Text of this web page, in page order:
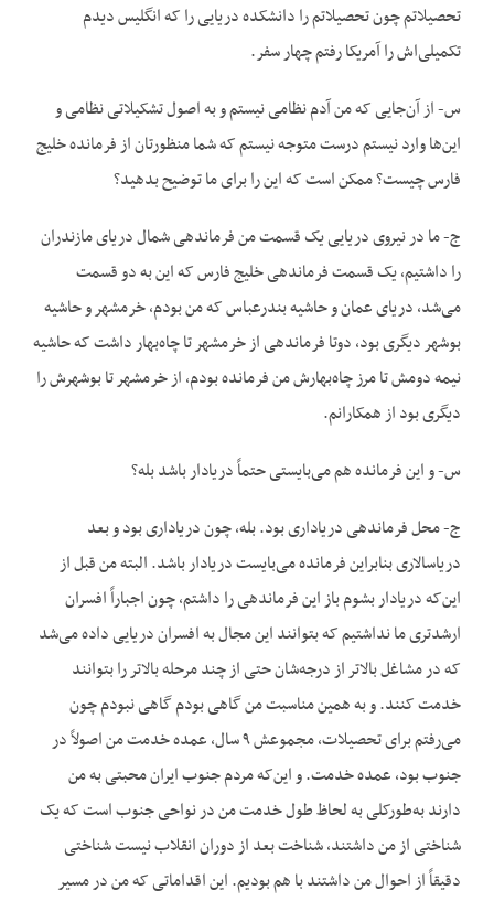
تحصیلاتم چون تحصیلاتم را دانشکده دریایی را که انگلیس دیدم
تکمیلی‌اش را آمریکا رفتم چهار سفر.
س- از آن‌جایی که من آدم نظامی نیستم و به اصول تشکیلاتی نظامی و
این‌ها وارد نیستم درست متوجه نیستم که شما منظورتان از فرمانده خلیج
فارس چیست؟ ممکن است که این را برای ما توضیح بدهید؟
ج- ما در نیروی دریایی یک قسمت من فرماندهی شمال دریای مازندران
را داشتیم، یک قسمت فرماندهی خلیج فارس که این به دو قسمت
می‌شد، دریای عمان و حاشیه بندرعباس که من بودم، خرمشهر و حاشیه
بوشهر دیگری بود، دوتا فرماندهی از خرمشهر تا چاه‌بهار داشت که حاشیه
نیمه دومش تا مرز چاه‌بهارش من فرمانده بودم، از خرمشهر تا بوشهرش را
دیگری بود از همکارانم.
س- و این فرمانده هم می‌بایستی حتماً دریادار باشد بله؟
ج- محل فرماندهی دریاداری بود. بله، چون دریاداری بود و بعد
دریاسالاری بنابراین فرمانده می‌بایست دریادار باشد. البته من قبل از
این‌که دریادار بشوم باز این فرماندهی را داشتم، چون اجباراً افسران
ارشدتری ما نداشتیم که بتوانند این مجال به افسران دریایی داده می‌شد
که در مشاغل بالاتر از درجه‌شان حتی از چند مرحله بالاتر را بتوانند
خدمت کنند. و به همین مناسبت من گاهی بودم گاهی نبودم چون
می‌رفتم برای تحصیلات، مجموعش ۹ سال، عمده خدمت من اصولاً در
جنوب بود، عمده خدمت. و این‌که مردم جنوب ایران محبتی به من
دارند به‌طورکلی به لحاظ طول خدمت من در نواحی جنوب است که یک
شناختی از من داشتند، شناخت بعد از دوران انقلاب نیست شناختی
دقیقاً از احوال من داشتند با هم بودیم. این اقداماتی که من در مسیر